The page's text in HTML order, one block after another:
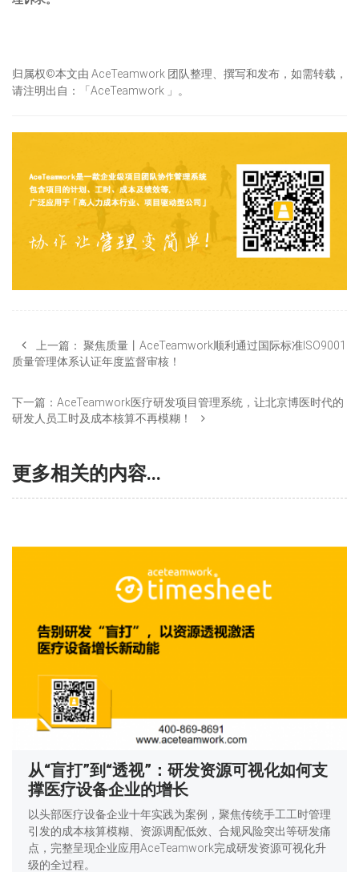
归属权©本文由 AceTeamwork 团队整理、撰写和发布，如需转载，
请注明出自：「AceTeamwork 」。
上一篇： 聚焦质量丨AceTeamwork顺利通过国际标准ISO9001
质量管理体系认证年度监督审核！
下一篇： AceTeamwork医疗研发项目管理系统，让北京博医时代的
研发人员工时及成本核算不再模糊！
更多相关的内容...
从“盲打”到“透视”：研发资源可视化如何支
撑医疗设备企业的增长
以头部医疗设备企业十年实践为案例，聚焦传统手工工时管理
引发的成本核算模糊、资源调配低效、合规风险突出等研发痛
点，完整呈现企业应用AceTeamwork完成研发资源可视化升
级的全过程。